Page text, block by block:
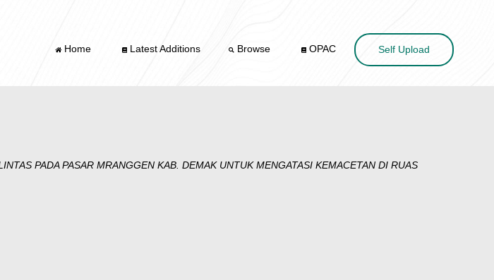
Home Latest Additions Browse OPAC Self Upload
PADA PASAR MRANGGEN KAB. DEMAK UNTUK MENGATASI KEMACETAN DI RUAS